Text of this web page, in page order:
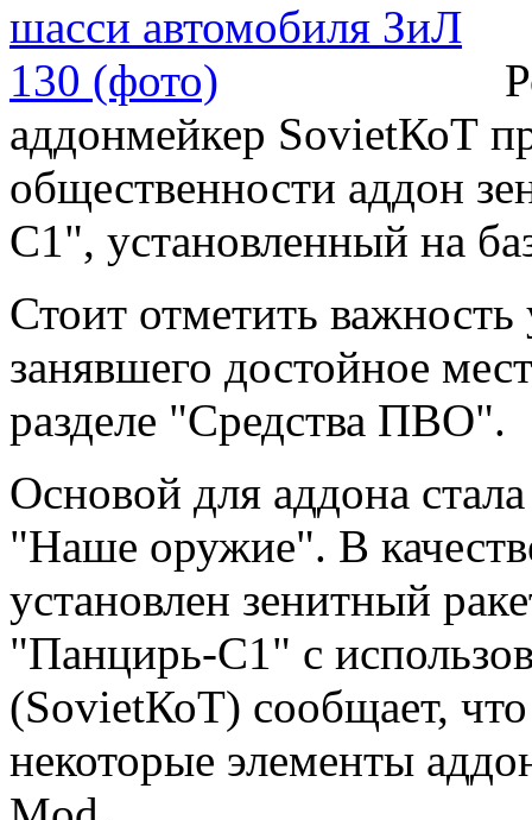
аддонмейкер SovietКоТ
общественности аддон
С1", установленный на
Стоит отметить
занявшего достойное
разделе "Средства ПВО".
Основой для аддона
"Наше оружие". В
установлен зенитный
"Панцирь-С1" с
(SovietКоТ) сообщает,
некоторые элементы